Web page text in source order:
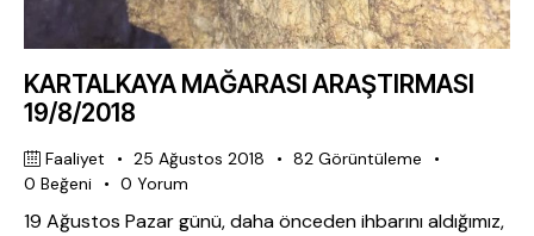
KARTALKAYA MAĞARASI ARAŞTIRMASI
19/8/2018
Faaliyet 25 Ağustos 2018 82 Görüntüleme
0 Beğeni 0 Yorum
19 Ağustos Pazar günü, daha önceden ihbarını aldığımız,